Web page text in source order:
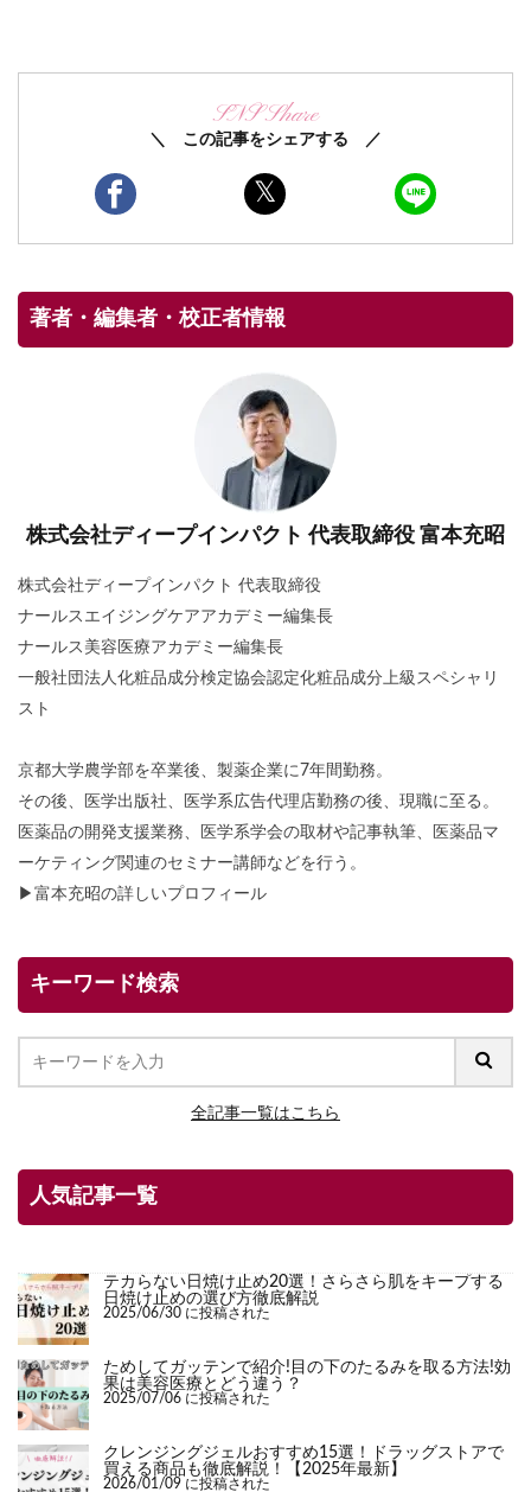
SNS Share
＼ この記事をシェアする ／
著者・編集者・校正者情報
株式会社ディープインパクト 代表取締役 富本充昭
株式会社ディープインパクト 代表取締役
ナールスエイジングケアアカデミー編集長
ナールス美容医療アカデミー編集長
一般社団法人化粧品成分検定協会認定化粧品成分上級スペシャリ
スト
京都大学農学部を卒業後、製薬企業に7年間勤務。
その後、医学出版社、医学系広告代理店勤務の後、現職に至る。
医薬品の開発支援業務、医学系学会の取材や記事執筆、医薬品マ
ーケティング関連のセミナー講師などを行う。
▶ 富本充昭の詳しいプロフィール
キーワード検索
全記事一覧はこちら
人気記事一覧
テカらない日焼け止め20選！さらさら肌をキープする
日焼け止めの選び方徹底解説
2025/06/30 に投稿された
ためしてガッテンで紹介!目の下のたるみを取る方法!効
果は美容医療とどう違う？
2025/07/06 に投稿された
クレンジングジェルおすすめ15選！ドラッグストアで
買える商品も徹底解説！【2025年最新】
2026/01/09 に投稿された